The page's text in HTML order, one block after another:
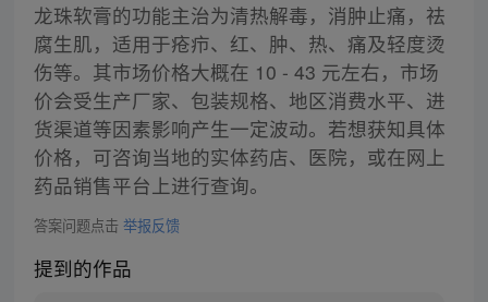
龙珠软膏的功能主治为清热解毒，消肿止痛，祛
腐生肌，适用于疮疖、红、肿、热、痛及轻度烫
伤等。其市场价格大概在 10 - 43 元左右，市场
价会受生产厂家、包装规格、地区消费水平、进
货渠道等因素影响产生一定波动。若想获知具体
价格，可咨询当地的实体药店、医院，或在网上
药品销售平台上进行查询。
答案问题点击 举报反馈
提到的作品